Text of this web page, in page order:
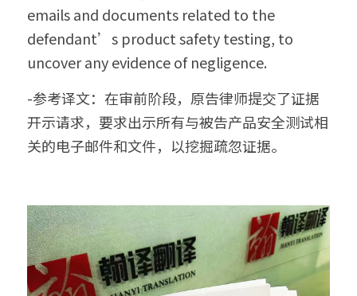
emails and documents related to the
defendant’s product safety testing, to
uncover any evidence of negligence.
-参考译文：在审前阶段，原告律师提交了证据
开示请求，要求出示所有与被告产品安全测试相
关的电子邮件和文件，以挖掘疏忽证据。